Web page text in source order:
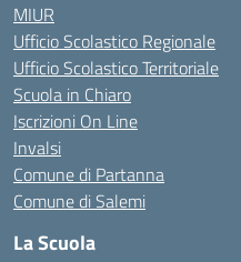
MIUR
Ufficio Scolastico Regionale
Ufficio Scolastico Territoriale
Scuola in Chiaro
Iscrizioni On Line
Invalsi
Comune di Partanna
Comune di Salemi
La Scuola